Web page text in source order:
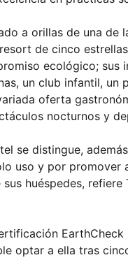
a orillas de una de
de cinco
ecológico; sus
un club infantil, un
oferta
nocturnos y
se distingue,
uso y por promover
sus huéspedes, refiere
optar a ella tras